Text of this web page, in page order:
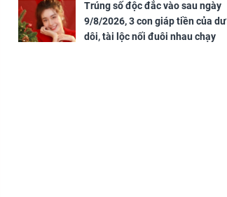
nghiệp vượng phát
Trúng số độc đắc vào sau ngày
9/8/2026, 3 con giáp tiền của dư
dôi, tài lộc nối đuôi nhau chạy